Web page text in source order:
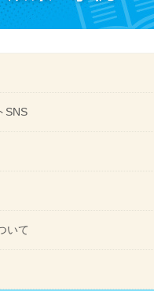
SNS
いて